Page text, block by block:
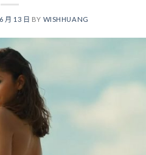
月 13 日 BY WISHHUANG